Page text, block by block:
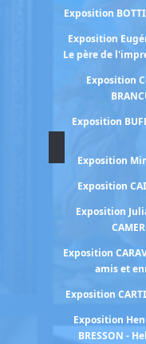
Exposition
Exposition
Le père de
Exposition
Exposition
Exposition
Exposition
Exposition
Exposition
amis et
Exposition
Exposition
BRESSON -